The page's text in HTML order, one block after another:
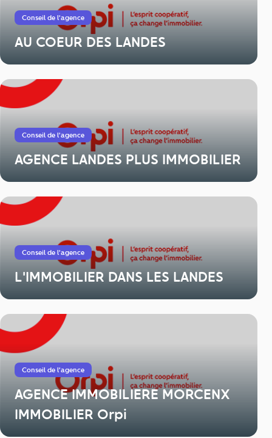
Conseil de l'agence
AU COEUR DES LANDES
Conseil de l'agence
AGENCE LANDES PLUS IMMOBILIER
Conseil de l'agence
L'IMMOBILIER DANS LES LANDES
Conseil de l'agence
AGENCE IMMOBILIERE MORCENX
IMMOBILIER Orpi